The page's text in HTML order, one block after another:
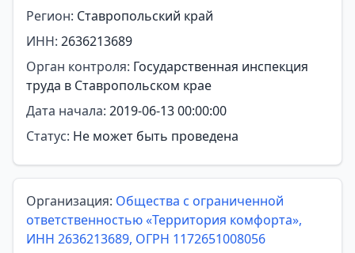
Регион: Ставропольский край
ИНН: 2636213689
Орган контроля: Государственная инспекция
труда в Ставропольском крае
Дата начала: 2019-06-13 00:00:00
Статус: Не может быть проведена
Организация: Общества с ограниченной
ответственностью «Территория комфорта»,
ИНН 2636213689, ОГРН 1172651008056